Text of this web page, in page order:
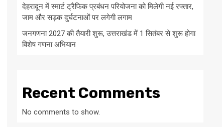
देहरादून में स्मार्ट ट्रैफिक प्रबंधन परियोजना को मिलेगी नई रफ्तार,
जाम और सड़क दुर्घटनाओं पर लगेगी लगाम
जनगणना 2027 की तैयारी शुरू, उत्तराखंड में 1 सितंबर से शुरू होगा
विशेष गणना अभियान
Recent Comments
No comments to show.